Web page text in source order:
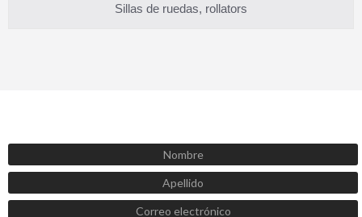
Sillas de ruedas, rollators